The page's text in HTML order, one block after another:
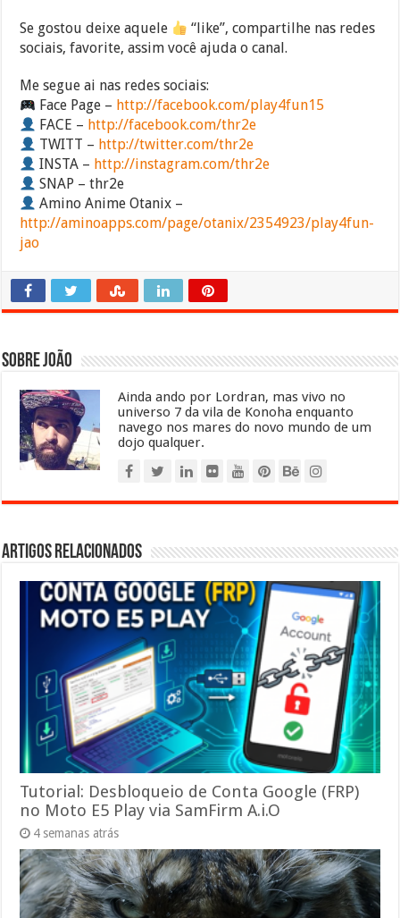
Se gostou deixe aquele
“like”, compartilhe nas redes
sociais, favorite, assim você ajuda o canal.
Me segue ai nas redes sociais:
Face Page – http://facebook.com/play4fun15
FACE – http://facebook.com/thr2e
TWITT – http://twitter.com/thr2e
INSTA – http://instagram.com/thr2e
SNAP – thr2e
Amino Anime Otanix –
http://aminoapps.com/page/otanix/2354923/play4fun-
jao
Sobre João
Ainda ando por Lordran, mas vivo no
universo 7 da vila de Konoha enquanto
navego nos mares do novo mundo de um
dojo qualquer.
Artigos relacionados
Tutorial: Desbloqueio de Conta Google (FRP)
no Moto E5 Play via SamFirm A.i.O
4 semanas atrás